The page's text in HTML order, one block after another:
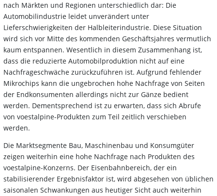
nach Märkten und Regionen unterschiedlich dar: Die
Automobilindustrie leidet unverändert unter
Lieferschwierigkeiten der Halbleiterindustrie. Diese Situation
wird sich vor Mitte des kommenden Geschäftsjahres vermutlich
kaum entspannen. Wesentlich in diesem Zusammenhang ist,
dass die reduzierte Automobilproduktion nicht auf eine
Nachfrageschwäche zurückzuführen ist. Aufgrund fehlender
Mikrochips kann die ungebrochen hohe Nachfrage von Seiten
der Endkonsumenten allerdings nicht zur Gänze bedient
werden. Dementsprechend ist zu erwarten, dass sich Abrufe
von voestalpine-Produkten zum Teil zeitlich verschieben
werden.
Die Marktsegmente Bau, Maschinenbau und Konsumgüter
zeigen weiterhin eine hohe Nachfrage nach Produkten des
voestalpine-Konzerns. Der Eisenbahnbereich, der ein
stabilisierender Ergebnisfaktor ist, wird abgesehen von üblichen
saisonalen Schwankungen aus heutiger Sicht auch weiterhin